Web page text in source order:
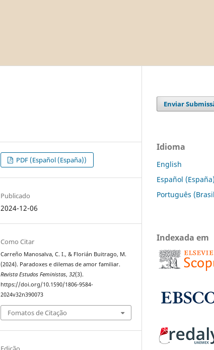
PDF (Español (España))
Publicado
2024-12-06
Como Citar
Carreño Manosalva, C. I., & Florián Buitrago, M.
(2024). Paradoxes e dilemas de amor familiar.
Revista Estudos Feministas,32(3).
https://doi.org/10.1590/1806-9584-
2024v32n390073
Fomatos de Citação
Enviar
Idioma
English
Español (España)
Português
Indexada em